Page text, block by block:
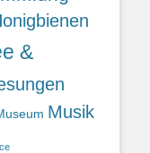
&
Musik